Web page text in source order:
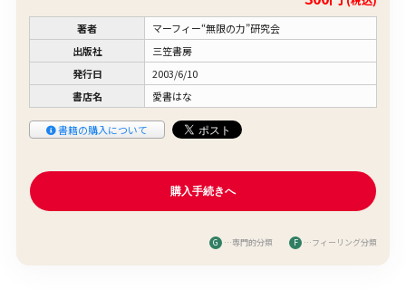
著者
マーフィー“無限の力”研究会
出版社
三笠書房
発行日
2003/6/10
書店名
愛書はな
書籍の購入について
G …専門的分類 F …フィーリング分類